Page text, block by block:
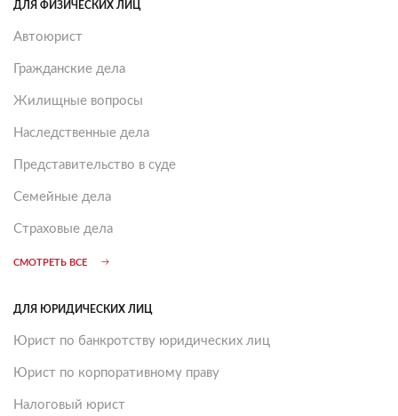
ДЛЯ ФИЗИЧЕСКИХ ЛИЦ
Автоюрист
Гражданские дела
Жилищные вопросы
Наследственные дела
Представительство в суде
Семейные дела
Страховые дела
СМОТРЕТЬ ВСЕ
ДЛЯ ЮРИДИЧЕСКИХ ЛИЦ
Юрист по банкротству юридических лиц
Юрист по корпоративному праву
Налоговый юрист